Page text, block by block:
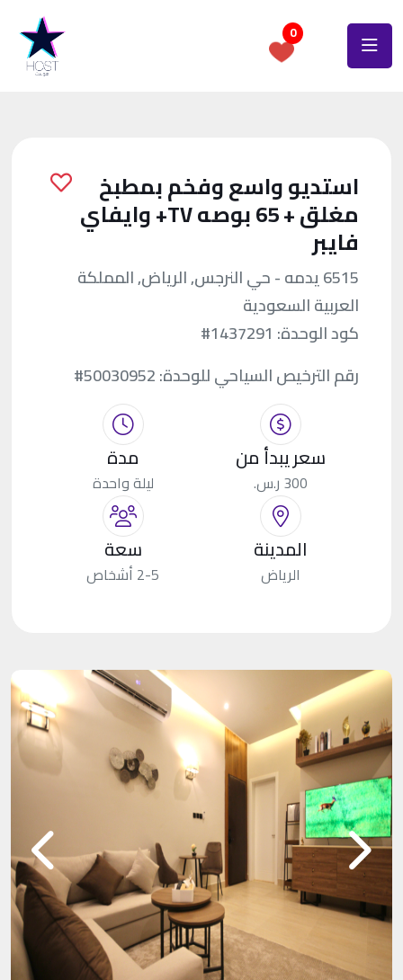
0
استديو واسع وفخم بمطبخ
مغلق + 65 بوصه TV+ وايفاي
فايبر
6515 يدمه - حي النرجس, الرياض, المملكة
العربية السعودية
كود الوحدة: #1437291
رقم الترخيص السياحي للوحدة:#50030952
سعر يبدأ من
300 ر.س.
مدة
ليلة واحدة
المدينة
الرياض
سعة
2-5 أشخاص